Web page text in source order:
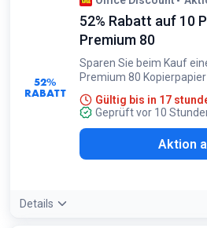
Nur beim Kauf von 15
52%
RABATT
52% Rabatt auf 10
Premium 80
Sparen Sie beim Kauf
Premium 80 Kopierpapier
Gültig bis in 17
Geprüft vor 10
Aktion
Details